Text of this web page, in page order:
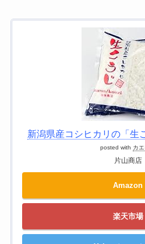
新潟県産コシヒカリの「生
posted with カ
片山商店
Amazon
楽天市場